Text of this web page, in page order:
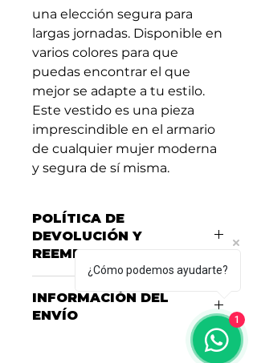
una elección segura para
largas jornadas. Disponible en
varios colores para que
puedas encontrar el que
mejor se adapte a tu estilo.
Este vestido es una pieza
imprescindible en el armario
de cualquier mujer moderna
y segura de sí misma.
POLÍTICA DE
DEVOLUCIÓN Y
REEMBOLSO
Garantías, Cambios y
Devoluciones
INFORMACIÓN DEL
ENVÍO
Consulta nuestras políticas de
¿Cómo podemos ayudarte?
1